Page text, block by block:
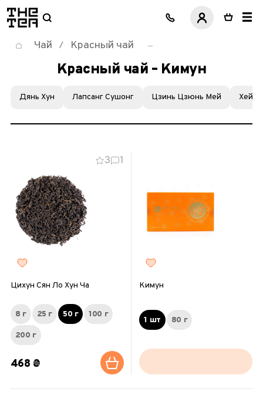
логотип
Чай / Красный чай
Красный чай – Кимун
Дянь Хун Лапсанг Сушонг Цзинь Цзюнь Мей Хей
3 1
Цихун Сян Ло Хун Ча
8 г 25 г 50 г 100 г
200 г
468 ₴
Кимун
1 шт 80 г